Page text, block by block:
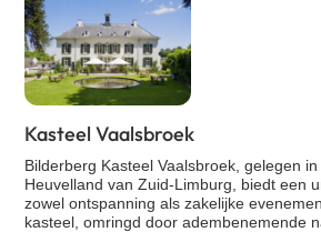
Kasteel Vaalsbroek
Bilderberg Kasteel Vaalsbroek, gelegen
Heuvelland van Zuid-Limburg, biedt een
zowel ontspanning als zakelijke
kasteel, omringd door adembenemende